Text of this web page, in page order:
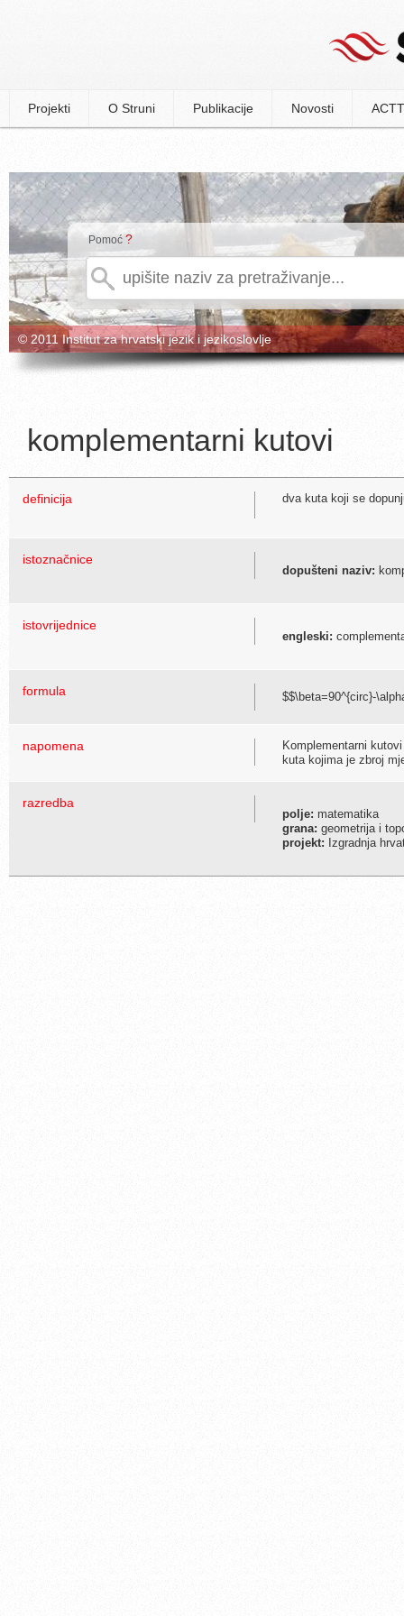
Projekti O Struni Publikacije Novosti
Pomoć ?
© 2011 Institut za hrvatski jezik i jezikoslovlje
komplementarni kutovi
definicija dva kuta koji se
istoznačnice
dopušteni naziv:
istovrijednice
engleski:
formula $$\beta=90^{circ}-
napomena
Komplementarni
kuta kojima je zbroj
razredba
polje: matematika
grana: geometrija i
projekt: Izgradnja